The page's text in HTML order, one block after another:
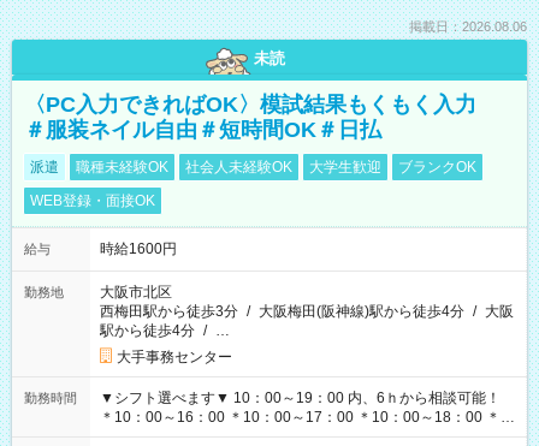
掲載日：2026.08.06
未読
〈PC入力できればOK〉模試結果もくもく入力
＃服装ネイル自由＃短時間OK＃日払
派遣 職種未経験OK 社会人未経験OK 大学生歓迎
ブランクOK
WEB登録・面接OK
給与 時給1600円
勤務地
大阪市北区
西梅田駅から徒歩3分 / 大阪梅田(阪神線)駅から徒歩4分 / 大阪
駅から徒歩4分 / …
大手事務センター
勤務時間
▼シフト選べます▼ 10：00～19：00 内、6ｈから相談可能！
＊10：00～16：00 ＊10：00～17：00 ＊10：00～18：00 ＊
11：00～19：00 ＊12：00～19：00 ＊13：00～19：00